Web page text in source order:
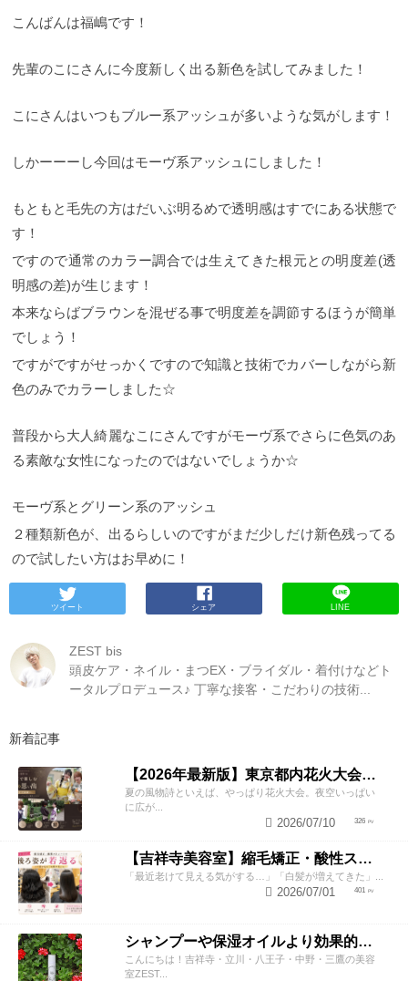
こんばんは福嶋です！
先輩のこにさんに今度新しく出る新色を試してみました！
こにさんはいつもブルー系アッシュが多いような気がします！
しかーーーし今回はモーヴ系アッシュにしました！
もともと毛先の方はだいぶ明るめで透明感はすでにある状態で
す！
ですので通常のカラー調合では生えてきた根元との明度差(透
明感の差)が生じます！
本来ならばブラウンを混ぜる事で明度差を調節するほうが簡単
でしょう！
ですがですがせっかくですので知識と技術でカバーしながら新
色のみでカラーしました☆
普段から大人綺麗なこにさんですがモーヴ系でさらに色気のあ
る素敵な女性になったのではないでしょうか☆
モーヴ系とグリーン系のアッシュ
２種類新色が、出るらしいのですがまだ少しだけ新色残ってる
ので試したい方はお早めに！
ツイート シェア LINE
ZEST bis
頭皮ケア・ネイル・まつEX・ブライダル・着付けなどト
ータルプロデュース♪ 丁寧な接客・こだわりの技術...
新着記事
【2026年最新版】東京都内花火大会まとめ｜浴衣着付け・ヘアセットならZESTへ
夏の風物詩といえば、やっぱり花火大会。夜空いっぱい
に広が...
326
2026/07/10
【吉祥寺美容室】縮毛矯正・酸性ストレートで若返り！後ろ姿が変わると見た目年齢も変わる？
「最近老けて見える気がする…」「白髪が増えてきた」...
401
2026/07/01
シャンプーや保湿オイルより効果的！？美容師が教える頭皮の臭い＆乾燥ケアとは
こんにちは！吉祥寺・立川・八王子・中野・三鷹の美容
室ZEST...